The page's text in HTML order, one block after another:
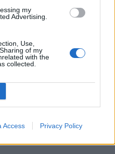
my
Advertising.
Use,
of my
with the
collected.
Access Privacy Policy